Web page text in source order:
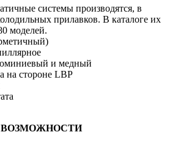
системы производятся, в
прилавков. В каталоге их
моделей.
и медный
на стороне LBP